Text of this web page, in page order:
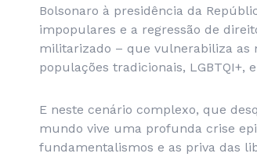
Bolsonaro à presidência da
impopulares e a regressão de
militarizado – que vulnerabiliza as
populações tradicionais, LGBTQI+,
E neste cenário complexo, que
mundo vive uma profunda crise
fundamentalismos e as priva das